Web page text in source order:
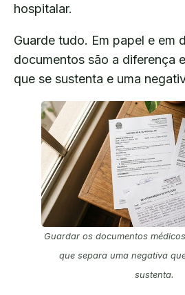
hospitalar.
Guarde tudo. Em papel e em
documentos são a diferença
que se sustenta e uma
Guardar os documentos
que separa uma negativa
sustenta.